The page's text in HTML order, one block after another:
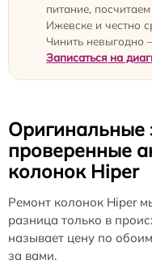
питание,
Ижевске и честно
Чинить невыгодно
Записаться на
Оригинальные
проверенные
колонок Hiper
Ремонт колонок Hiper
разница только в
называет цену по
за вами.